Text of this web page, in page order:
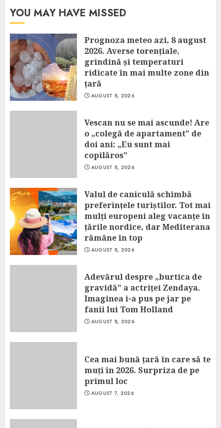
YOU MAY HAVE MISSED
Prognoza meteo azi, 8 august
2026. Averse torențiale,
grindină și temperaturi
ridicate în mai multe zone din
țară
AUGUST 8, 2026
Vescan nu se mai ascunde! Are
o „colegă de apartament” de
doi ani: „Eu sunt mai
copilăros”
AUGUST 8, 2026
Valul de caniculă schimbă
preferințele turiștilor. Tot mai
mulți europeni aleg vacanțe în
țările nordice, dar Mediterana
rămâne în top
AUGUST 8, 2026
Adevărul despre „burtica de
gravidă” a actriței Zendaya.
Imaginea i-a pus pe jar pe
fanii lui Tom Holland
AUGUST 8, 2026
Cea mai bună țară în care să te
muți în 2026. Surpriza de pe
primul loc
AUGUST 7, 2026